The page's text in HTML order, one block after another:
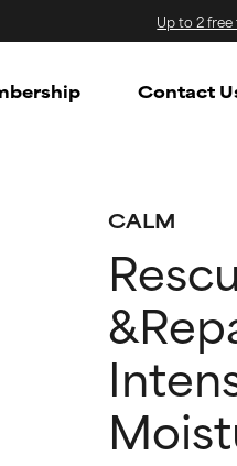
Up to 2
Contact
CALM